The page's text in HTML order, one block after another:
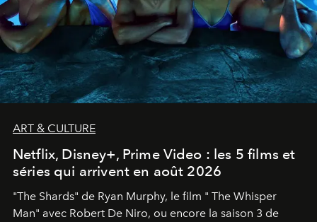
ART & CULTURE
Netflix, Disney+, Prime Video : les 5 films et
séries qui arrivent en août 2026
"The Shards" de Ryan Murphy, le film " The Whisper
Man" avec Robert De Niro, ou encore la saison 3 de